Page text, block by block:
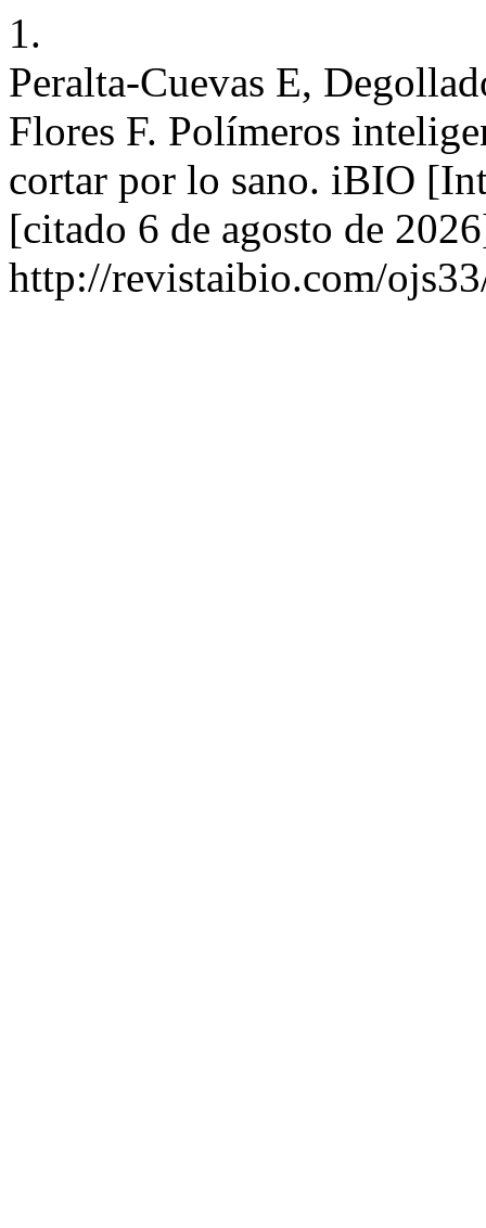
1.
Peralta-Cuevas E,
Flores F. Polímeros
cortar por lo sano. iBIO
[citado 6 de agosto de
http://revistaibio.com/